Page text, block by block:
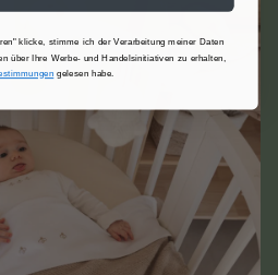
klicke, stimme ich der Verarbeitung meiner Daten
über Ihre Werbe- und Handelsinitiativen zu erhalten,
gelesen habe.